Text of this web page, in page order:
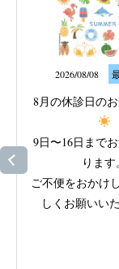
2026/08/08
8月の休診日の
9日〜16日まで
ります。
ご不便をおかけ
しくお願いい